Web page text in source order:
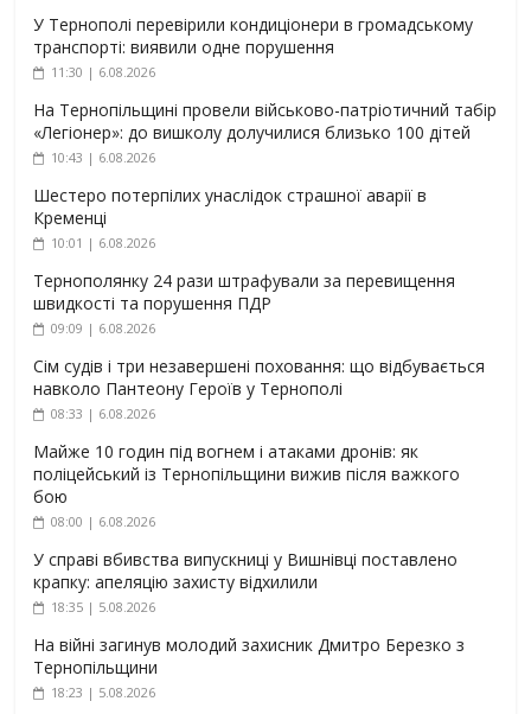
У Тернополі перевірили кондиціонери в громадському
транспорті: виявили одне порушення
11:30 | 6.08.2026
На Тернопільщині провели військово-патріотичний табір
«Легіонер»: до вишколу долучилися близько 100 дітей
10:43 | 6.08.2026
Шестеро потерпілих унаслідок страшної аварії в
Кременці
10:01 | 6.08.2026
Тернополянку 24 рази штрафували за перевищення
швидкості та порушення ПДР
09:09 | 6.08.2026
Сім судів і три незавершені поховання: що відбувається
навколо Пантеону Героїв у Тернополі
08:33 | 6.08.2026
Майже 10 годин під вогнем і атаками дронів: як
поліцейський із Тернопільщини вижив після важкого
бою
08:00 | 6.08.2026
У справі вбивства випускниці у Вишнівці поставлено
крапку: апеляцію захисту відхилили
18:35 | 5.08.2026
На війні загинув молодий захисник Дмитро Березко з
Тернопільщини
18:23 | 5.08.2026